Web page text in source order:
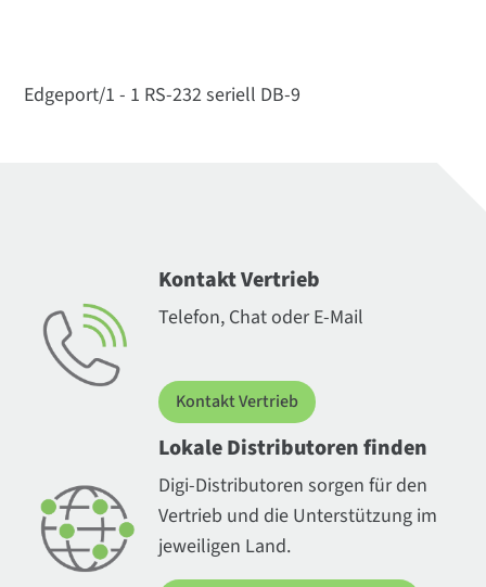
Edgeport/1 - 1 RS-232 seriell DB-9
Kontakt Vertrieb
Telefon, Chat oder E-Mail
Kontakt Vertrieb
Lokale Distributoren finden
Digi-Distributoren sorgen für den
Vertrieb und die Unterstützung im
jeweiligen Land.